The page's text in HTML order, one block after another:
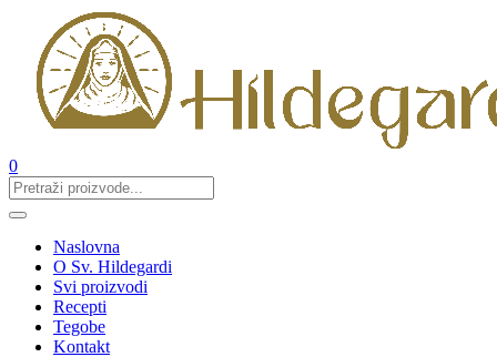
0
Naslovna
O Sv. Hildegardi
Svi proizvodi
Recepti
Tegobe
Kontakt